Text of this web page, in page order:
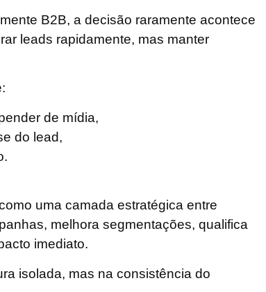
B2B, a decisão raramente acontece
leads rapidamente, mas manter
de mídia,
do lead,
uma camada estratégica entre
melhora segmentações, qualifica
imediato.
isolada, mas na consistência do